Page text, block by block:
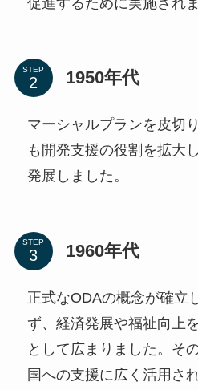
STEP 1950年代
マーシャルプランを皮切
も開発支援の役割を拡大
発展しました。
STEP 1960年代
正式なODAの概念が確立
ず、経済発展や福祉向上
として広まりました。そ
国への支援に広く活用さ